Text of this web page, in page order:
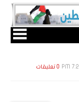
0 تعليقات